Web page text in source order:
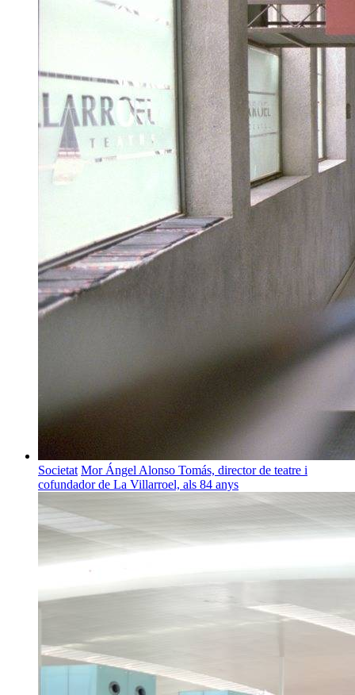
Societat Mor Ángel Alonso Tomás, director de teatre i
cofundador de La Villarroel, als 84 anys